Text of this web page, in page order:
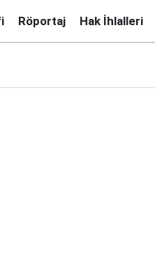
Röportaj Hak İhlalleri